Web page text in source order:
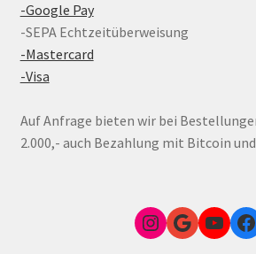
-Google Pay
-SEPA Echtzeitüberweisung
-Mastercard
-Visa
Auf Anfrage bieten wir bei
2.000,- auch Bezahlung mit Bitcoin
Instagram
Google Link zum FunShop Wien